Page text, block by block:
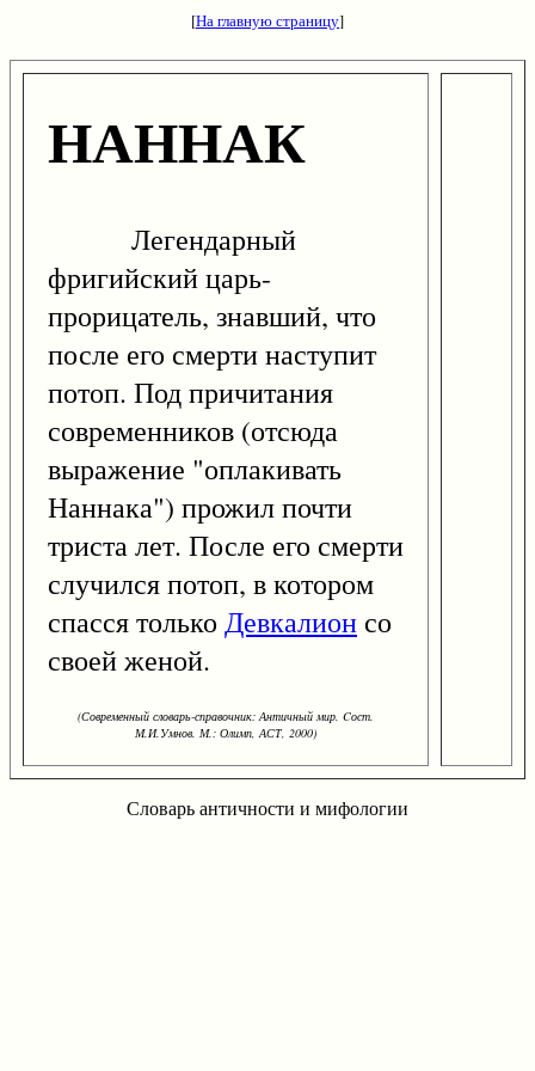
[На главную страницу]
НАННАК
Легендарный
фригийский царь-
прорицатель, знавший, что
после его смерти наступит
потоп. Под причитания
современников (отсюда
выражение "оплакивать
Наннака") прожил почти
триста лет. После его смерти
случился потоп, в котором
спасся только Девкалион со
своей женой.
(Современный словарь-справочник: Античный мир. Cост.
М.И.Умнов. М.: Олимп, АСТ, 2000)
Словарь античности и мифологии